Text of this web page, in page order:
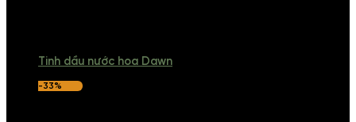
Tinh dầu nước hoa Dawn
-33%